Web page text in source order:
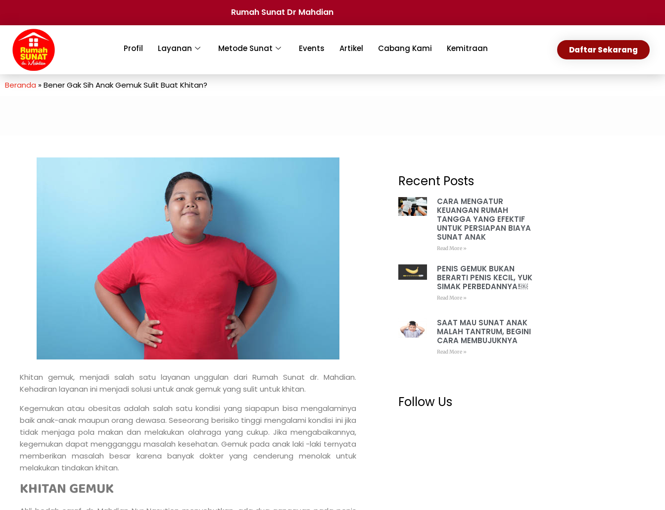
Rumah Sunat Dr Mahdian
Profil Layanan Metode Sunat Events Artikel Cabang Kami Kemitraan Daftar Sekarang
Beranda »Bener Gak Sih Anak Gemuk Sulit Buat Khitan?
Khitan gemuk, menjadi salah satu layanan unggulan dari Rumah Sunat dr. Mahdian.
Kehadiran layanan ini menjadi solusi untuk anak gemuk yang sulit untuk khitan.
Kegemukan atau obesitas adalah salah satu kondisi yang siapapun bisa mengalaminya
baik anak-anak maupun orang dewasa. Seseorang berisiko tinggi mengalami kondisi ini jika
tidak menjaga pola makan dan melakukan olahraga yang cukup. Jika mengabaikannya,
kegemukan dapat mengganggu masalah kesehatan. Gemuk pada anak laki -laki ternyata
memberikan masalah besar karena banyak dokter yang cenderung menolak untuk
melakukan tindakan khitan.
KHITAN GEMUK
Recent Posts
CARA MENGATUR
KEUANGAN RUMAH
TANGGA YANG EFEKTIF
UNTUK PERSIAPAN BIAYA
SUNAT ANAK
Read More »
PENIS GEMUK BUKAN
BERARTI PENIS KECIL, YUK
SIMAK PERBEDANNYA!￼
Read More »
SAAT MAU SUNAT ANAK
MALAH TANTRUM, BEGINI
CARA MEMBUJUKNYA
Read More »
Follow Us